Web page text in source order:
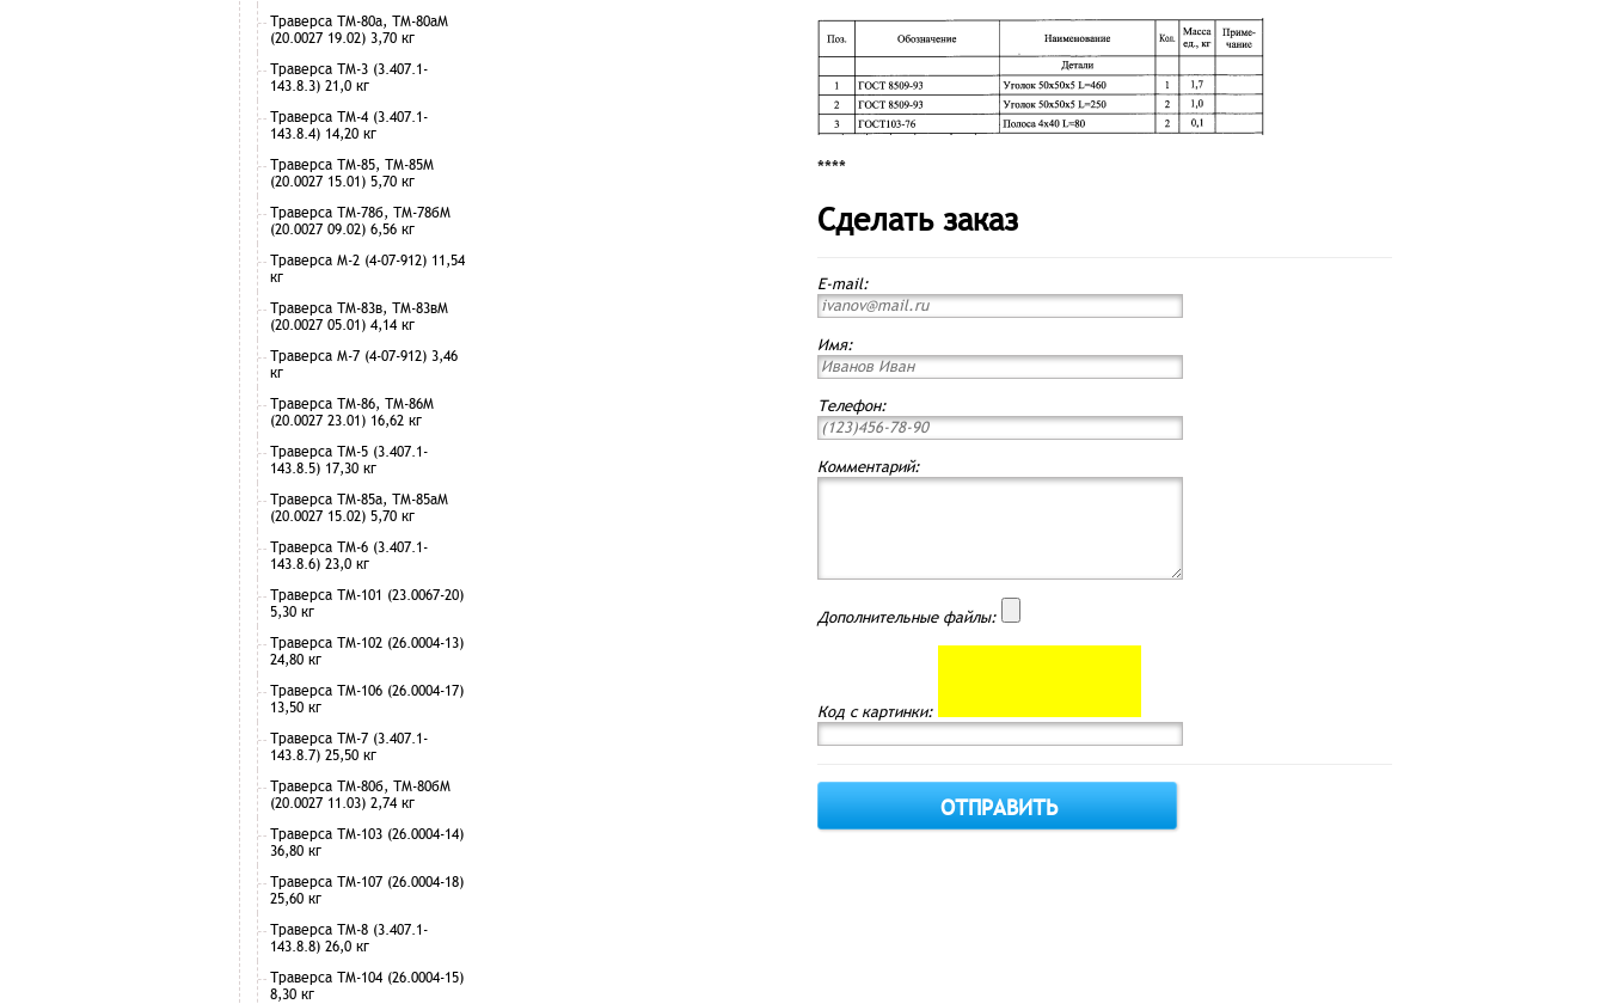
Траверса ТМ-80а, ТМ-80аМ
(20.0027 19.02) 3,70 кг
Траверса ТМ-3 (3.407.1-
143.8.3) 21,0 кг
Траверса ТМ-4 (3.407.1-
143.8.4) 14,20 кг
Траверса ТМ-85, ТМ-85М
(20.0027 15.01) 5,70 кг
Траверса ТМ-78б, ТМ-78бМ
(20.0027 09.02) 6,56 кг
Траверса М-2 (4-07-912) 11,54
кг
Траверса ТМ-83в, ТМ-83вМ
(20.0027 05.01) 4,14 кг
Траверса М-7 (4-07-912) 3,46
кг
Траверса ТМ-86, ТМ-86М
(20.0027 23.01) 16,62 кг
Траверса ТМ-5 (3.407.1-
143.8.5) 17,30 кг
Траверса ТМ-85а, ТМ-85аМ
(20.0027 15.02) 5,70 кг
Траверса ТМ-6 (3.407.1-
143.8.6) 23,0 кг
Траверса ТМ-101 (23.0067-20)
5,30 кг
Траверса ТМ-102 (26.0004-13)
24,80 кг
Траверса ТМ-106 (26.0004-17)
13,50 кг
Траверса ТМ-7 (3.407.1-
143.8.7) 25,50 кг
Траверса ТМ-80б, ТМ-80бМ
(20.0027 11.03) 2,74 кг
Траверса ТМ-103 (26.0004-14)
36,80 кг
Траверса ТМ-107 (26.0004-18)
25,60 кг
Траверса ТМ-8 (3.407.1-
143.8.8) 26,0 кг
Траверса ТМ-104 (26.0004-15)
8,30 кг
****
Сделать заказ
E-mail:
Имя:
Телефон:
Комментарий:
Дополнительные файлы:
Код с картинки: